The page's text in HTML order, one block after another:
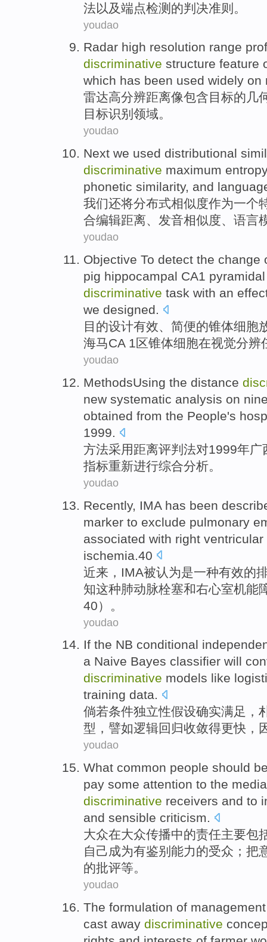
法以及端点检测的判决准则。
youdao
Radar high resolution range
discriminative structure feature
which has been used widely on
雷达高分辨距离像包含目标的 几
目标识别领域。
youdao
Next we used distributional
discriminative maximum
phonetic similarity, and
我们还将分布式相似度作为一个
合编辑距离、 发音相似度、 语言
youdao
Objective To detect the change
pig hippocampal CA1 pyramidal
discriminative task with an
we designed.
目的设计有效、 简便的锥体细胞
海马CA1区锥体细胞在视觉分辨
youdao
MethodsUsing the distance
new systematic analysis on
obtained from the People's
1999.
方法采用距离评判 法对1999年广
指标重新进行综合分析。
youdao
Recently, IMA has been
marker to exclude pulmonary
associated with right ventricular
ischemia.40
近来 ， IMA被认为是一种有效的
知这种肺动脉栓塞和右心室机能
40）。
youdao
If the NB conditional
a Naive Bayes classifier will
discriminative models like
training data.
倘若条件独立性假设确实满足，
型 ，譬如逻辑回归收敛得更快 ，
youdao
What common people should
pay some attention to the media
discriminative receivers and to
and sensible criticism.
大众在大众传播中的责任主要包
自己成为有鉴别 能力的受众 ；把
的批评等。
youdao
The formulation of management
cast away discriminative